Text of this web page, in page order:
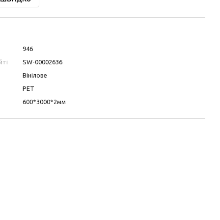
946
SW-00002636
Вінілове
PET
600*3000*2мм